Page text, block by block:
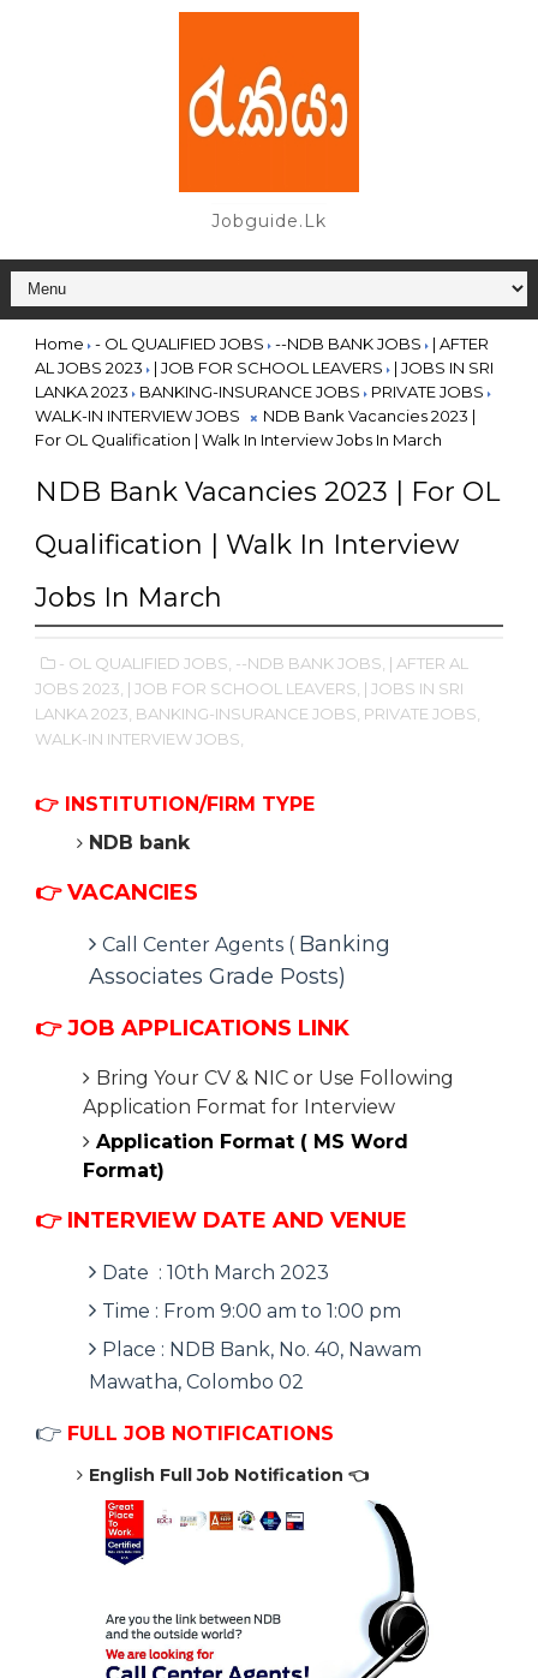
Jobguide.lk
Home - OL QUALIFIED JOBS --NDB BANK JOBS
| AFTER
AL JOBS 2023
| JOB FOR SCHOOL LEAVERS
| JOBS IN SRI
LANKA 2023
BANKING-INSURANCE JOBS
PRIVATE JOBS
WALK-IN INTERVIEW JOBS
NDB Bank Vacancies 2023 |
For OL Qualification | Walk In Interview Jobs In March
NDB Bank Vacancies 2023 | For OL
Qualification | Walk In Interview
Jobs In March
- OL QUALIFIED JOBS, --NDB BANK JOBS, | AFTER AL
JOBS 2023, | JOB FOR SCHOOL LEAVERS, | JOBS IN SRI
LANKA 2023, BANKING-INSURANCE JOBS, PRIVATE JOBS,
WALK-IN INTERVIEW JOBS,
👉 INSTITUTION/FIRM TYPE
NDB bank
👉 VACANCIES
Call Center Agents ( Banking
Associates Grade Posts)
👉JOB APPLICATIONS LINK
Bring Your CV & NIC or Use Following
Application Format for Interview
Application Format ( MS Word
Format)
👉 INTERVIEW DATE AND VENUE
Date : 10th March 2023
Time : From 9:00 am to 1:00 pm
Place : NDB Bank, No. 40, Nawam
Mawatha, Colombo 02
👉 FULL JOB NOTIFICATIONS
English Full Job Notification 👈